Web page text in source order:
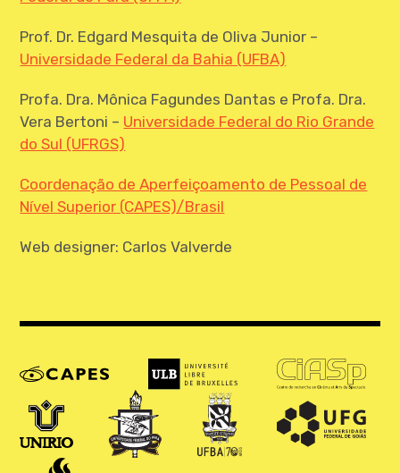
Prof. Dr. Edgard Mesquita de Oliva Junior –
Universidade Federal da Bahia (UFBA)
Profa. Dra. Mônica Fagundes Dantas e Profa. Dra.
Vera Bertoni – Universidade Federal do Rio Grande
do Sul (UFRGS)
Coordenação de Aperfeiçoamento de Pessoal de
Nível Superior (CAPES)/Brasil
Web designer: Carlos Valverde